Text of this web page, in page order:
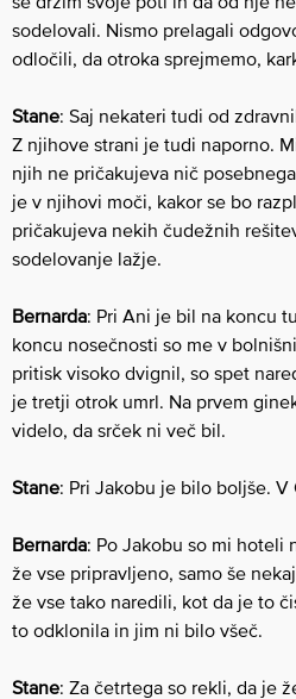
sodelovali. Nismo prelagali
odločili, da otroka sprejmemo,
Stane: Saj nekateri tudi od
Z njihove strani je tudi naporno.
njih ne pričakujeva nič
je v njihovi moči, kakor se bo
pričakujeva nekih čudežnih
sodelovanje lažje.
Bernarda: Pri Ani je bil na koncu
koncu nosečnosti so me v
pritisk​ visoko dvignil, so spet
je tretji otrok ​umrl. Na ​prvem
videlo​, da srček ni več bil.
Stane: Pri Jakobu je bilo boljše. V
Bernarda: Po Jakobu so mi hoteli
že vse pripravljeno, samo še
že vse tako naredili, kot da je to
to odklonila in ​jim ni bilo všeč​.
Stane: Za četrtega so rekli, da je